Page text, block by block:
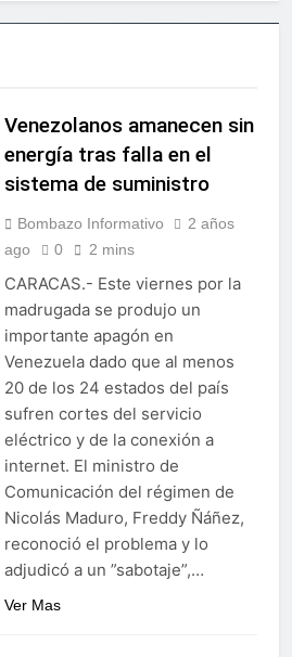
Star Sport desarrolla en
Santiago la sexta jornada
Meta RD 2036 con miras a
impulsar el crecimiento
económico
2 Días Ago
Irán condiciona reapertura
de Ormuz al fin de
amenazas EU
2 Días Ago
Agricultura impulsará la
mecanización del campo
con el programa
PRONAMEC
Confirman prisión a
Santiago Hazim y otros
seis implicados en caso
SeNaSa
2 Días Ago
Marileidy Paulino
conquista el oro en los 400
metros planos
2 Días Ago
Sector de bancas deportivas
plantea posición sobre
proyecto de Ley General de
Juegos de Azar
Metro de SD amplía
horario por Juegos
Centroamericanos
5 Días Ago
Venezolanos amanecen sin
energía tras falla en el
sistema de suministro
Bombazo Informativo
2 años
ago
0 2 mins
CARACAS.- Este viernes por la
madrugada se produjo un
importante apagón en
Venezuela dado que al menos
20 de los 24 estados del país
sufren cortes del servicio
eléctrico y de la conexión a
internet. El ministro de
Comunicación del régimen de
Nicolás Maduro, Freddy Ñáñez,
reconoció el problema y lo
adjudicó a un ”sabotaje”,…
Ver Mas